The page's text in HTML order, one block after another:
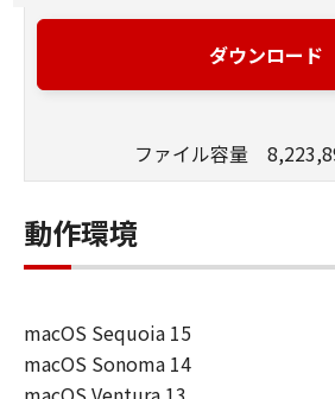
ン株式会社およびキヤノン
は、本ソフトウェアがユー
がないこと、その他本ソフ
キヤノン、キヤノンマーケ
ン株式会社およびキヤノン
連して生ずる直接的または
損害等について、いかなる
ダウンロード
ファイル容量
動作環境
macOS Sequoia 15
macOS Sonoma 14